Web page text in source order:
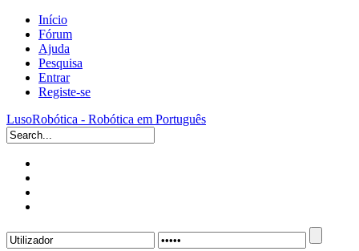
Início
Fórum
Ajuda
Pesquisa
Entrar
Registe-se
LusoRobótica - Robótica em Português